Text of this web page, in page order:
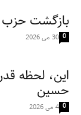
بازگشت حزب
30 می 2026 0
این، لحظه
حسین
4 می 2026 0